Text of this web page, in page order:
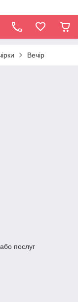
Вечір
послуг